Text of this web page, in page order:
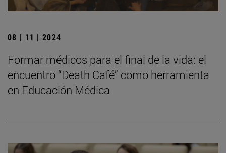
08 | 11 | 2024
Formar médicos para el final de la vida: el
encuentro “Death Café” como herramienta
en Educación Médica